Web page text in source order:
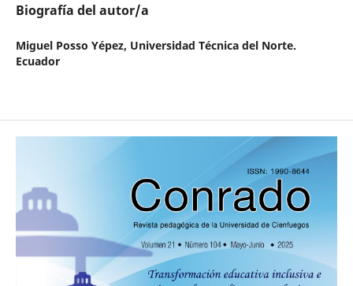
Biografía del autor/a
Miguel Posso Yépez, Universidad Técnica del Norte.
Ecuador